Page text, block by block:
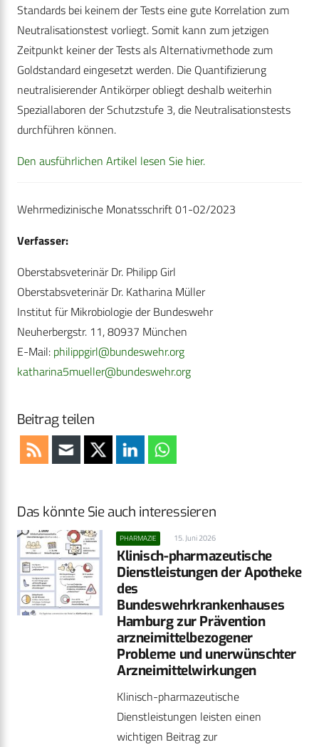
Standards bei keinem der Tests eine gute Korrelation zum
Neutralisationstest vorliegt. Somit kann zum jetzigen
Zeitpunkt keiner der Tests als Alternativmethode zum
Goldstandard eingesetzt werden. Die Quantifizierung
neutralisierender Antikörper obliegt deshalb weiterhin
Speziallaboren der Schutzstufe 3, die Neutralisationstests
durchführen können.
Den ausführlichen Artikel lesen Sie hier.
Wehrmedizinische Monatsschrift 01-02/2023
Verfasser:
Oberstabsveterinär Dr. Philipp Girl
Oberstabsveterinär Dr. Katharina Müller
Institut für Mikrobiologie der Bundeswehr
Neuherbergstr. 11, 80937 München
E-Mail: philippgirl@bundeswehr.org
katharina5mueller@bundeswehr.org
Beitrag teilen
Das könnte Sie auch interessieren
PHARMAZIE 15. Juni 2026
Klinisch-pharmazeutische
Dienstleistungen der Apotheke
des
Bundeswehrkrankenhauses
Hamburg zur Prävention
arzneimittel­bezogener
Probleme und unerwünschter
Arzneimittelwirkungen
Klinisch-pharmazeutische
Dienstleistungen leisten einen
wichtigen Beitrag zur